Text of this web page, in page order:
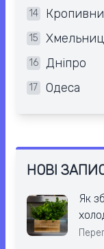
14
15
16 Дніпро
17 Одеса
НОВІ
Як